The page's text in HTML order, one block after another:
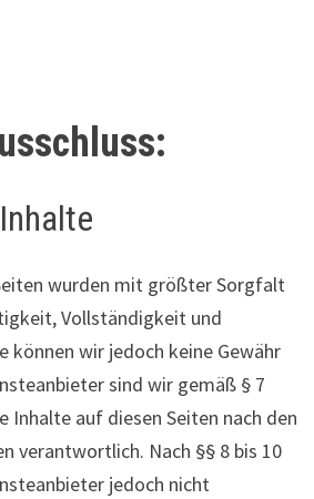
wurden mit größter Sorgfalt
Vollständigkeit und
wir jedoch keine Gewähr
sind wir gemäß § 7
Inhalte auf diesen Seiten nach den
verantwortlich. Nach §§ 8 bis 10
jedoch nicht